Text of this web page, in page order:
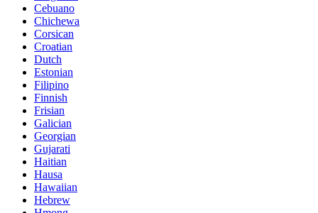
Cebuano
Chichewa
Corsican
Croatian
Dutch
Estonian
Filipino
Finnish
Frisian
Galician
Georgian
Gujarati
Haitian
Hausa
Hawaiian
Hebrew